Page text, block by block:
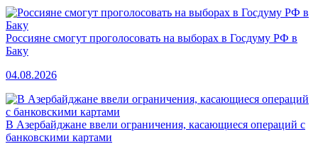
Россияне смогут проголосовать на выборах в Госдуму РФ в
Баку
04.08.2026
В Азербайджане ввели ограничения, касающиеся операций с
банковскими картами